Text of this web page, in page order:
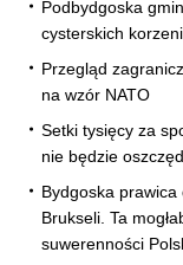
Podbydgoska
cysterskich korzeni
Przegląd
na wzór NATO
Setki tysięcy za
nie będzie
Bydgoska
Brukseli. Ta
suwerenności